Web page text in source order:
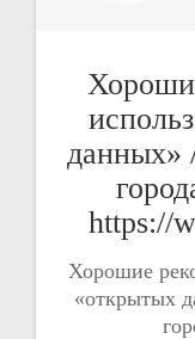
данных»
https://
Хорошие
«открытых